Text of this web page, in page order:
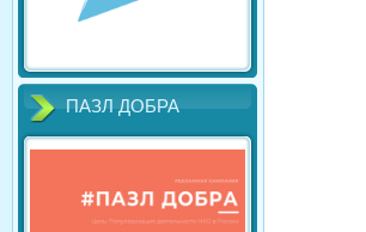
ПАЗЛ ДОБРА